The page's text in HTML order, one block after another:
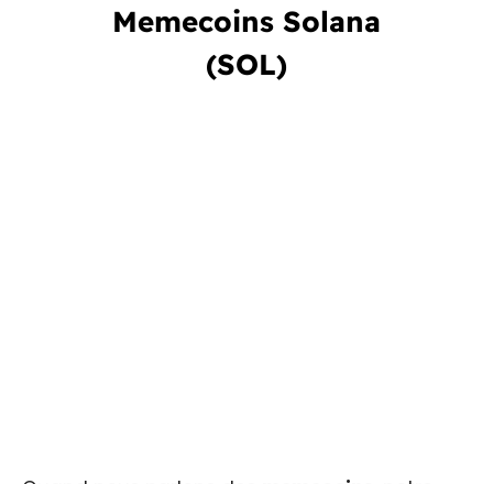
Memecoins Solana
(SOL)